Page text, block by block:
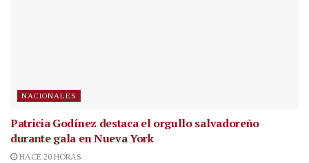
NACIONALES
Patricia Godínez destaca el orgullo salvadoreño
durante gala en Nueva York
HACE 20 HORAS